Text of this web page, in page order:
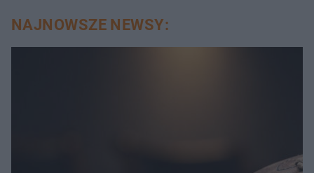
NAJNOWSZE NEWSY: